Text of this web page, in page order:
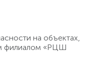
на объектах,
филиалом «РЦШ